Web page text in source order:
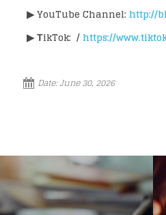
▶YouTube Channel: http://
▶ΤikTok: /https://
Date:June 30, 2026